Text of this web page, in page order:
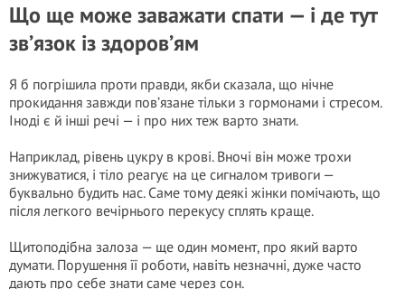
Що ще може заважати спати — і де тут
зв’язок із здоров’ям
Я б погрішила проти правди, якби сказала, що нічне
прокидання завжди пов’язане тільки з гормонами і стресом.
Іноді є й інші речі — і про них теж варто знати.
Наприклад, рівень цукру в крові. Вночі він може трохи
знижуватися, і тіло реагує на це сигналом тривоги —
буквально будить нас. Саме тому деякі жінки помічають, що
після легкого вечірнього перекусу сплять краще.
Щитоподібна залоза — ще один момент, про який варто
думати. Порушення її роботи, навіть незначні, дуже часто
дають про себе знати саме через сон.